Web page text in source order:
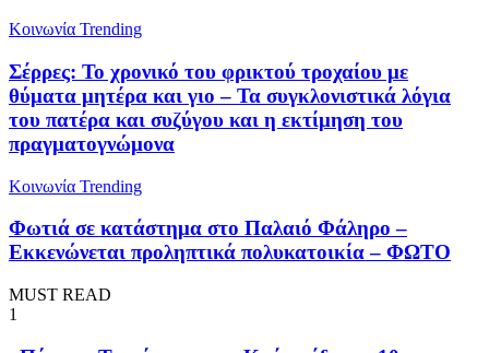
Κοινωνία Trending
Σέρρες: Το χρονικό του φρικτού τροχαίου με
θύματα μητέρα και γιο – Τα συγκλονιστικά λόγια
του πατέρα και συζύγου και η εκτίμηση του
πραγματογνώμονα
Κοινωνία Trending
Φωτιά σε κατάστημα στο Παλαιό Φάληρο –
Εκκενώνεται προληπτικά πολυκατοικία – ΦΩΤΟ
MUST READ
1